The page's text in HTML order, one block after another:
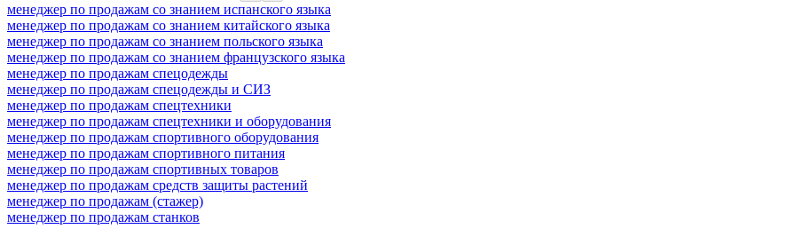
менеджер по продажам со знанием испанского языка
менеджер по продажам со знанием китайского языка
менеджер по продажам со знанием польского языка
менеджер по продажам со знанием французского языка
менеджер по продажам спецодежды
менеджер по продажам спецодежды и СИЗ
менеджер по продажам спецтехники
менеджер по продажам спецтехники и оборудования
менеджер по продажам спортивного оборудования
менеджер по продажам спортивного питания
менеджер по продажам спортивных товаров
менеджер по продажам средств защиты растений
менеджер по продажам (стажер)
менеджер по продажам станков